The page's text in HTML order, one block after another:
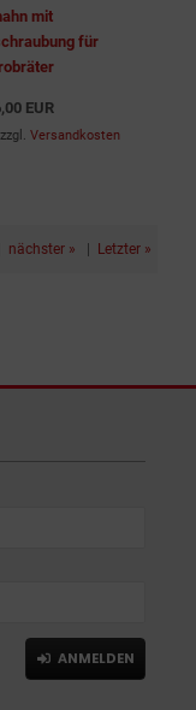
mit
für
EUR
Versandkosten
nächster » | Letzter »
ANMELDEN